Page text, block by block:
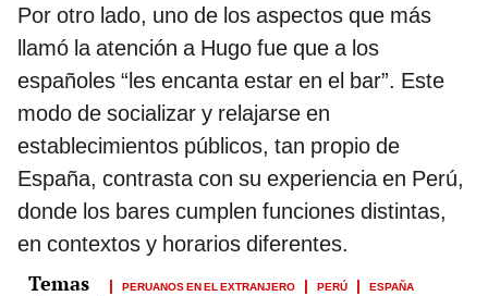
Por otro lado, uno de los aspectos que más
llamó la atención a Hugo fue que a los
españoles “les encanta estar en el bar”. Este
modo de socializar y relajarse en
establecimientos públicos, tan propio de
España, contrasta con su experiencia en Perú,
donde los bares cumplen funciones distintas,
en contextos y horarios diferentes.
PERUANOS EN EL EXTRANJERO PERÚ
ESPAÑA